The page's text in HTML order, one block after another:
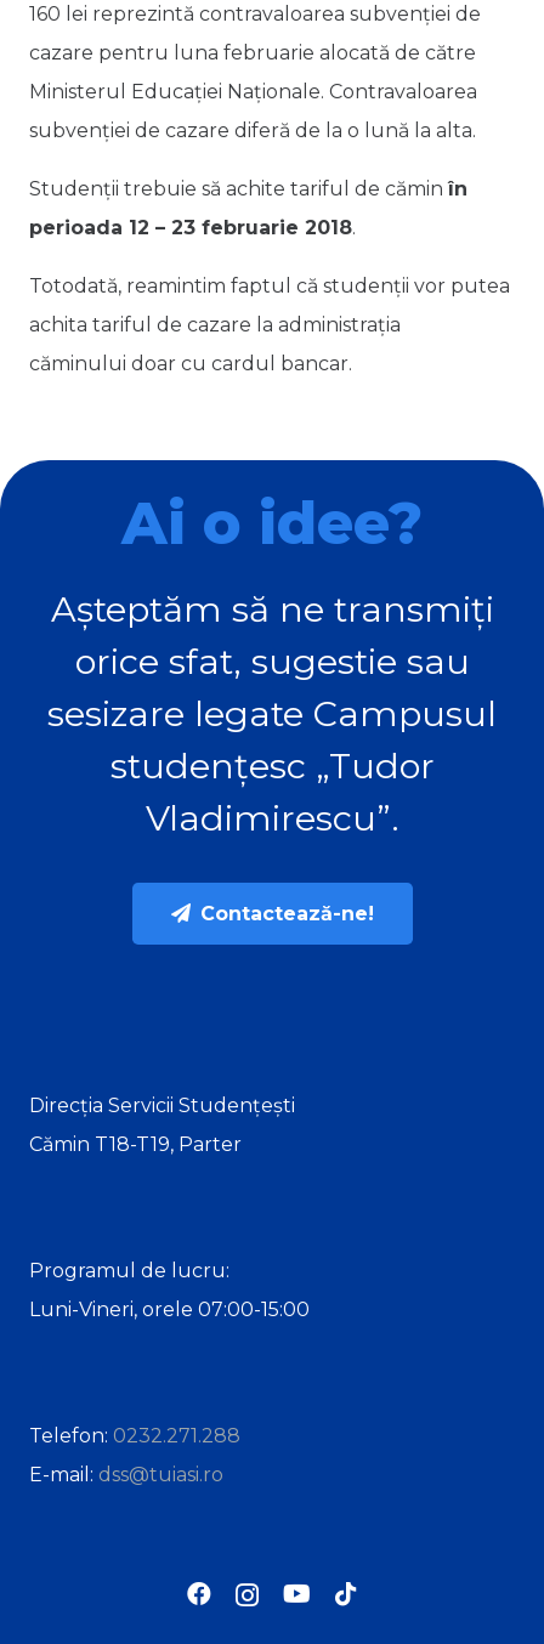
160 lei reprezintă contravaloarea subvenției de
cazare pentru luna februarie alocată de către
Ministerul Educației Naționale. Contravaloarea
subvenției de cazare diferă de la o lună la alta.
Studenții trebuie să achite tariful de căminîn
perioada 12 – 23 februarie 2018.
Totodată, reamintim faptul că studenții vor putea
achita tariful de cazare la administrația
căminului doar cu cardul bancar.
Ai o idee?
Așteptăm să ne transmiți
orice sfat, sugestie sau
sesizare legate Campusul
studențesc „Tudor
Vladimirescu”.
Contactează-ne!
Direcția Servicii Studențești
Cămin T18-T19, Parter
Programul de lucru:
Luni-Vineri, orele 07:00-15:00
Telefon: 0232.271.288
E-mail: dss@tuiasi.ro